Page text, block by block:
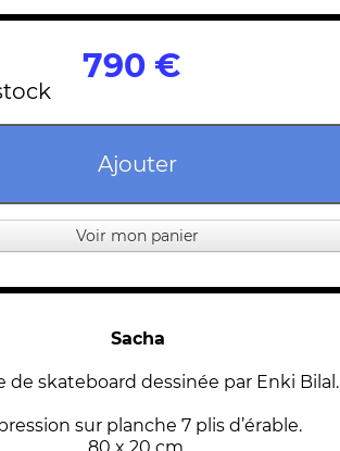
790 €
Ajouter
Voir mon panier
Sacha
de skateboard dessinée par Enki Bilal.
sur planche 7 plis d’érable.